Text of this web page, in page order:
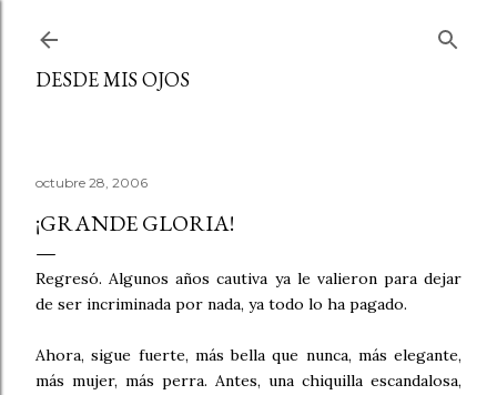
DESDE MIS OJOS
octubre 28, 2006
¡GRANDE GLORIA!
Regresó. Algunos años cautiva ya le valieron para dejar
de ser incriminada por nada, ya todo lo ha pagado.
Ahora, sigue fuerte, más bella que nunca, más elegante,
más mujer, más perra. Antes, una chiquilla escandalosa,